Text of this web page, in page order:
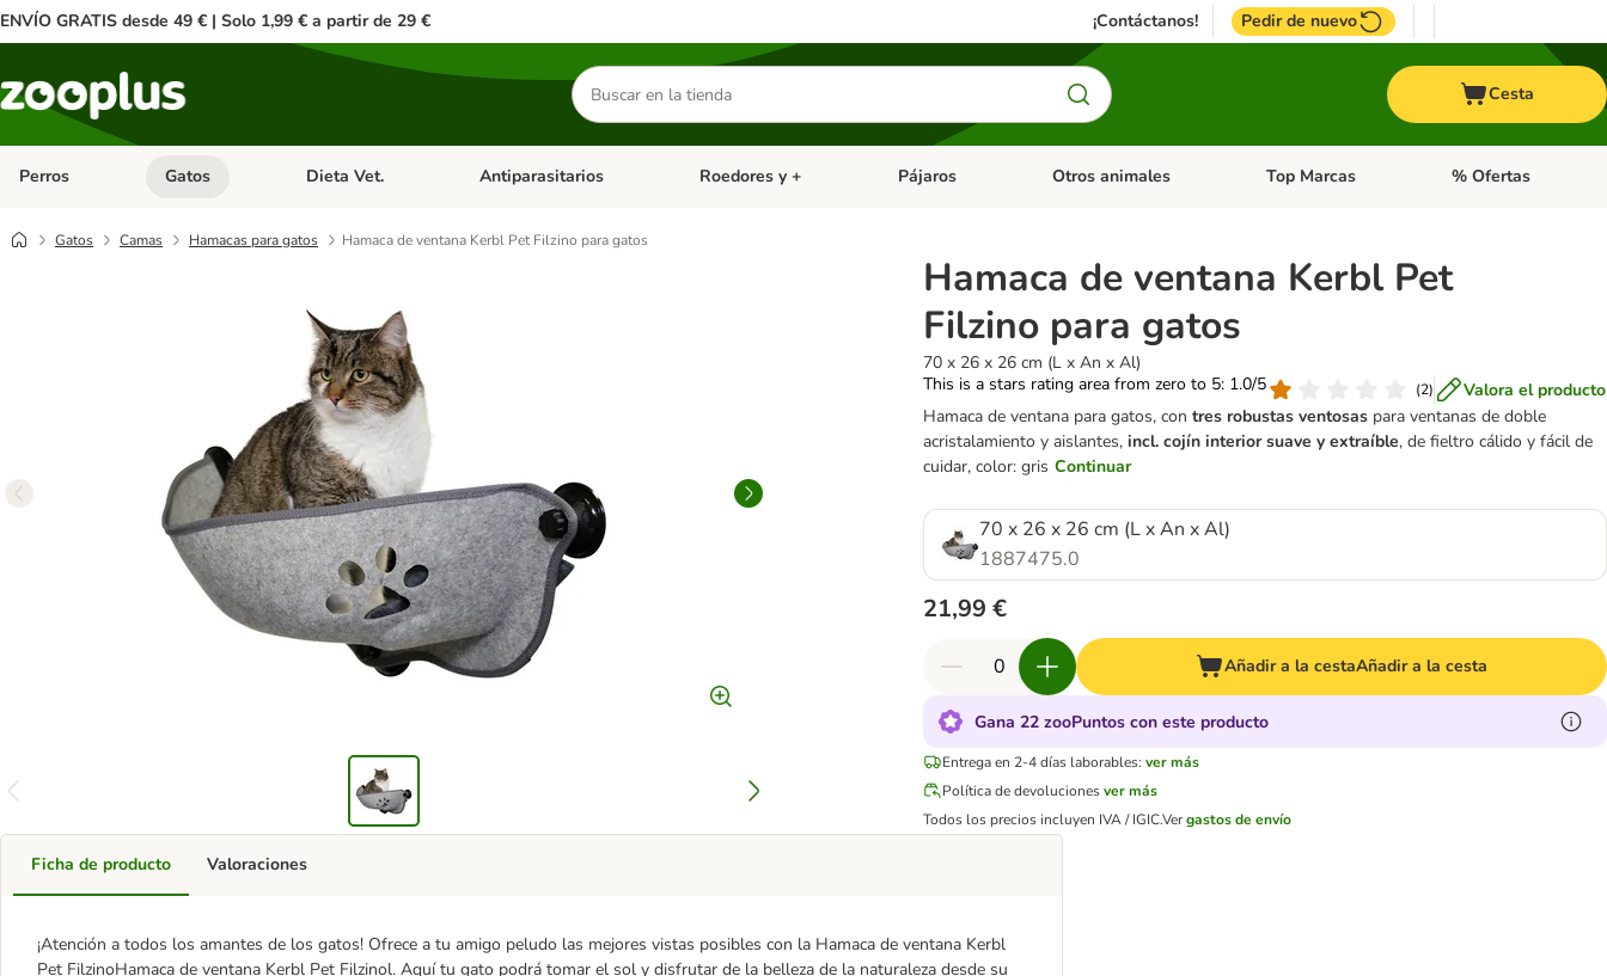
ENVÍO GRATIS desde 49 € | Solo 1,99 € a partir de 29 € ¡Contáctanos! Pedir de nuevo
Buscar
productos
Cesta
Perros Menú de categoria abierto: Perros
Gatos Menú de categoria abierto: Gatos
Dieta Vet. Menú de categoria abierto: Dieta Vet.
Antiparasitarios Menú de categoria abierto: Antiparasitarios
Roedores y + Menú de categoria abierto: Roedores y +
Pájaros Menú de categoria abierto: Pájaros
Otros animales Menú de categoria abierto: Otros animales
Top Marcas Menú de categoria
% Ofertas
Gatos Camas Hamacas para gatos Hamaca de ventana Kerbl Pet Filzino para gatos
Hamaca de ventana Kerbl Pet
Filzino para gatos
70 x 26 x 26 cm (L x An x Al)
This is a stars rating area from zero to 5: 1.0/5
(2)
Valora el producto
Hamaca de ventana para gatos, contres robustas ventosas para ventanas de doble
acristalamiento y aislantes,incl. cojín interior suave y extraíble, de fieltro cálido y fácil de
cuidar, color: gris Continuar
70 x 26 x 26 cm (L x An x Al)
1887475.0
21,99 €
Añadir a la cestaAñadir a la cesta
Gana 22 zooPuntos con este producto
Entrega en 2-4 días laborables: ver más
Política de devoluciones ver más
Todos los precios incluyen IVA / IGIC.Vergastos de envío
Ficha de producto
¡Atención a todos los amantes de los gatos! Ofrece a tu amigo peludo las mejores vistas posibles con la Hamaca de ventana Kerbl
Pet FilzinoHamaca de ventana Kerbl Pet Filzinol. Aquí tu gato podrá tomar el sol y disfrutar de la belleza de la naturaleza desde su
Valoraciones